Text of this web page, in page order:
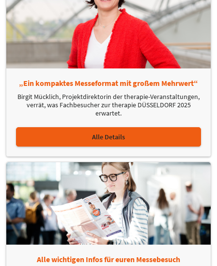
„Ein kompaktes Messeformat mit großem Mehrwert“
Birgit Mücklich, Projektdirektorin der therapie-Veranstaltungen,
verrät, was Fachbesucher zur therapie DÜSSELDORF 2025
erwartet.
Alle Details
Alle wichtigen Infos für euren Messebesuch